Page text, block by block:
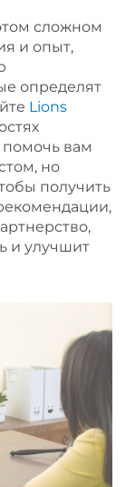
сложном
и опыт,
определят
Lions
помочь вам
но
получить
и улучшит